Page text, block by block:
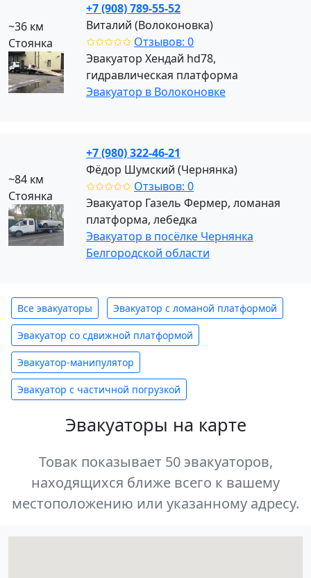
~36 км
Стоянка
+7 (908) 789-55-52
Виталий (Волоконовка)
✩✩✩✩✩ Отзывов: 0
Эвакуатор Хендай hd78,
гидравлическая платформа
Эвакуатор в Волоконовке
~84 км
Стоянка
+7 (980) 322-46-21
Фёдор Шумский (Чернянка)
✩✩✩✩✩ Отзывов: 0
Эвакуатор Газель Фермер, ломаная
платформа, лебедка
Эвакуатор в посёлке Чернянка
Белгородской области
Все эвакуаторы Эвакуатор с ломаной платформой
Эвакуатор со сдвижной платформой
Эвакуатор-манипулятор
Эвакуатор с частичной погрузкой
Эвакуаторы на карте
Товак показывает 50 эвакуаторов,
находящихся ближе всего к вашему
местоположению или указанному адресу.